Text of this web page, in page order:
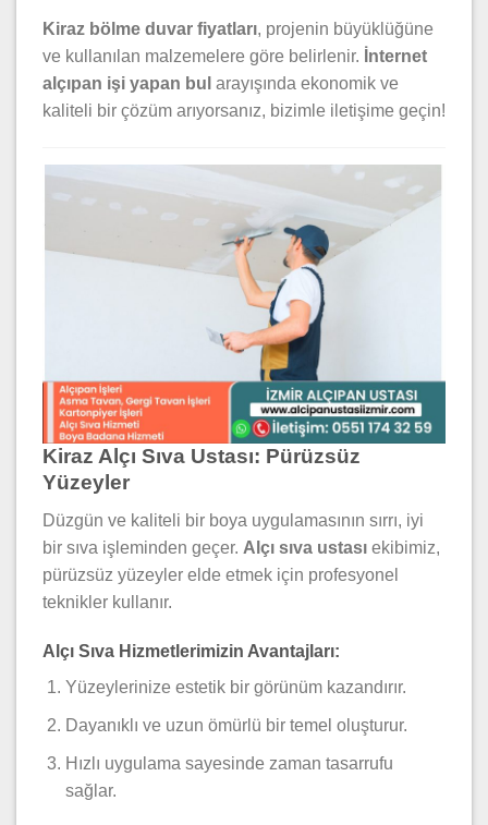
Kiraz bölme duvar fiyatları, projenin büyüklüğüne
ve kullanılan malzemelere göre belirlenir. İnternet
alçıpan işi yapan bul arayışında ekonomik ve
kaliteli bir çözüm arıyorsanız, bizimle iletişime geçin!
Kiraz Alçı Sıva Ustası: Pürüzsüz
Yüzeyler
Düzgün ve kaliteli bir boya uygulamasının sırrı, iyi
bir sıva işleminden geçer. Alçı sıva ustası ekibimiz,
pürüzsüz yüzeyler elde etmek için profesyonel
teknikler kullanır.
Alçı Sıva Hizmetlerimizin Avantajları:
Yüzeylerinize estetik bir görünüm kazandırır.
Dayanıklı ve uzun ömürlü bir temel oluşturur.
Hızlı uygulama sayesinde zaman tasarrufu
sağlar.